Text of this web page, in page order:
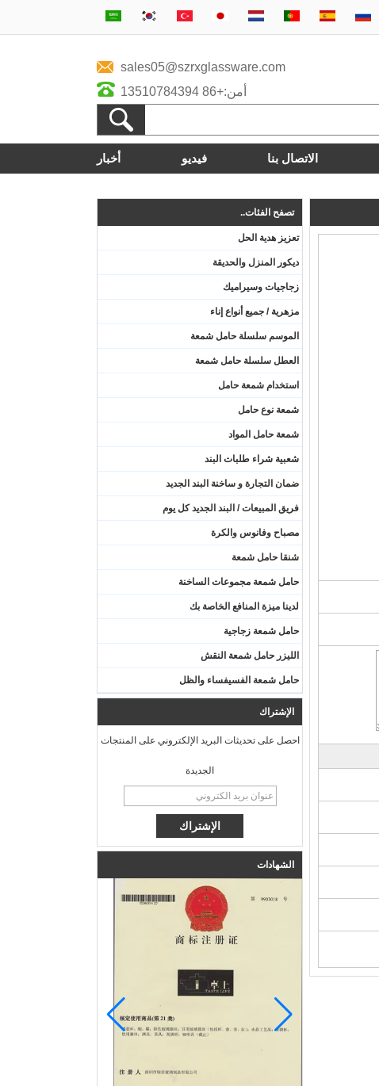
sales05@szrxglassware.com
أمن:+86 13510784394
الاتصال بنا فيديو أخبار
تصفح الفئات..
تعزيز هدية الحل
ديكور المنزل والحديقة
زجاجيات وسيراميك
مزهرية / جميع أنواع إناء
الموسم سلسلة حامل شمعة
العطل سلسلة حامل شمعة
استخدام شمعة حامل
شمعة نوع حامل
شمعة حامل المواد
شعبية شراء طلبات البند
ضمان التجارة و ساخنة البند الجديد
فريق المبيعات / البند الجديد كل يوم
مصباح وفانوس والكرة
شنقا حامل شمعة
حامل شمعة مجموعات الساخنة
لدينا ميزة المنافع الخاصة بك
حامل شمعة زجاجية
الليزر حامل شمعة النقش
حامل شمعة الفسيفساء والظل
الإشتراك
احصل على تحديثات البريد الإلكتروني على المنتجات
الجديدة
الشهادات